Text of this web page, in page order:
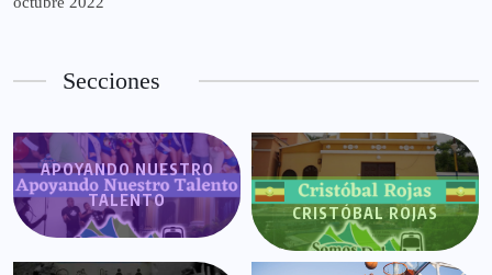
Secciones
APOYANDO NUESTRO
TALENTO
CRISTÓBAL ROJAS